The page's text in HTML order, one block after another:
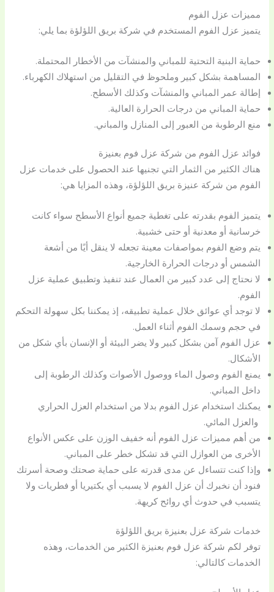
مميزات عزل الفوم
يتميز عزل الفوم المستخدم في شركة بريق اللؤلؤة بما يلي:
حماية البنية التحتية للمباني والمنشآت من الأخطار المحتملة.
المساهمة بشكل كبير وملحوظ في التقليل من استهلاك الكهرباء.
إطالة عمر المباني والمنشآت وكذلك الأسطح.
حماية المباني من درجات الحرارة العالية.
منع الرطوبة من العبور إلى المنازل والمباني.
فوائد عزل الفوم من شركة عزل فوم بعنيزة
هناك الكثير من الثمار التي تجنيها عند الحصول على خدمات عزل
الفوم من شركة عنيزة بريق اللؤلؤة، وهذه المزايا هي:
يتميز الفوم بقدرته على تغطية جميع أنواع الأسطح سواء كانت
خرسانية أو معدنية أو حتى خشبية.
يتم وضع الفوم بمواصفات معينة تجعله لا ينقل أيًا من أشعة
الشمس أو درجات الحرارة الخارجية.
لا نحتاج إلى عدد كبير من العمال عند تنفيذ وتطبيق عملية عزل
الفوم.
لا توجد أي عوائق خلال عملية تطبيقه، إذ يمكننا بكل سهولة التحكم
في حجم وسمك الفوم أثناء العمل.
عزل الفوم آمن بشكل كبير ولا يضر البيئة أو الإنسان بأي شكل من
الأشكال.
يمنع الفوم وصول الماء ووصول الأصوات وكذلك الرطوبة إلى
داخل المباني.
يمكنك استخدام عزل الفوم بدلا من استخدام العزل الحراري
والعزل المائي.
من أهم مميزات عزل الفوم أنه خفيف الوزن على عكس الأنواع
الأخرى من العوازل التي قد تشكل خطر على المباني.
وإذا كنت تتساءل عن مدى قدرته على حماية صحتك وصحة أسرتك
فنود أن نخبرك أن عزل الفوم لا يسبب أي بكتيريا أو فطريات ولا
يتسبب في حدوث أي روائح كريهة.
خدمات شركة عزل بعنيزة بريق اللؤلؤة
توفر لكم شركة عزل فوم بعنيزة الكثير من الخدمات، وهذه
الخدمات كالتالي: